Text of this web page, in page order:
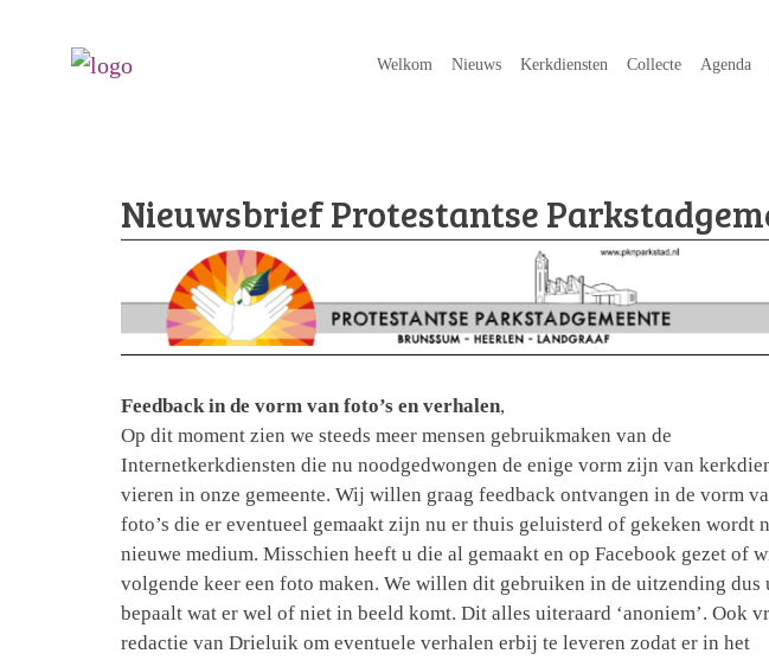
Welkom Nieuws Kerkdiensten Collecte Agenda
Nieuwsbrief Protestantse
Feedback in de vorm van foto’s en verhalen,
Op dit moment zien we steeds meer mensen gebruikmaken van de
Internetkerkdiensten die nu noodgedwongen de enige vorm zijn van
vieren in onze gemeente. Wij willen graag feedback ontvangen in de vorm
foto’s die er eventueel gemaakt zijn nu er thuis geluisterd of gekeken wordt
nieuwe medium. Misschien heeft u die al gemaakt en op Facebook gezet of
volgende keer een foto maken. We willen dit gebruiken in de uitzending dus
bepaalt wat er wel of niet in beeld komt. Dit alles uiteraard ‘anoniem’. Ook
redactie van Drieluik om eventuele verhalen erbij te leveren zodat er in het